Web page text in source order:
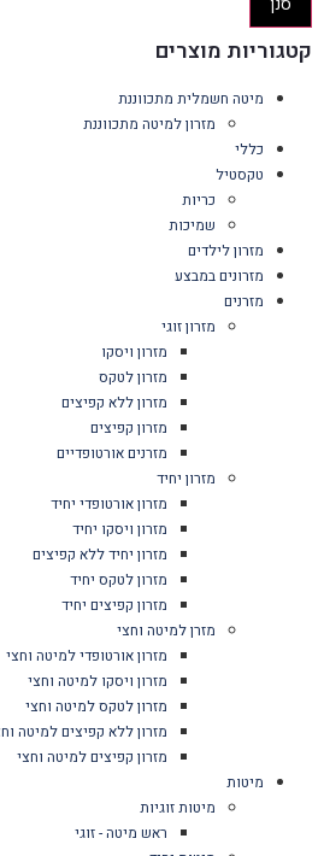
קטגוריות מוצרים
מיטה חשמלית מתכווננת
מזרון למיטה מתכווננת
כללי
טקסטיל
כריות
שמיכות
מזרון לילדים
מזרונים במבצע
מזרנים
מזרון זוגי
מזרון ויסקו
מזרון לטקס
מזרון ללא קפיצים
מזרון קפיצים
מזרנים אורטופדיים
מזרון יחיד
מזרון אורטופדי יחיד
מזרון ויסקו יחיד
מזרון יחיד ללא קפיצים
מזרון לטקס יחיד
מזרון קפיצים יחיד
מזרן למיטה וחצי
מזרון אורטופדי למיטה וחצי
מזרון ויסקו למיטה וחצי
מזרון לטקס למיטה וחצי
מזרון ללא קפיצים למיטה וחצי
מזרון קפיצים למיטה וחצי
מיטות
מיטות זוגיות
ראש מיטה - זוגי